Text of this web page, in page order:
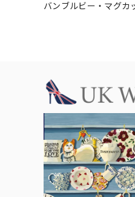
バンブルビー・マグカ